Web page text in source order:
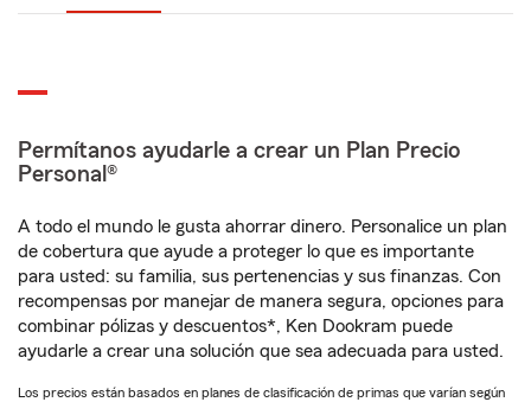
Permítanos ayudarle a crear un Plan Precio
Personal®
A todo el mundo le gusta ahorrar dinero. Personalice un plan
de cobertura que ayude a proteger lo que es importante
para usted: su familia, sus pertenencias y sus finanzas. Con
recompensas por manejar de manera segura, opciones para
combinar pólizas y descuentos*, Ken Dookram puede
ayudarle a crear una solución que sea adecuada para usted.
Los precios están basados en planes de clasificación de primas que varían según